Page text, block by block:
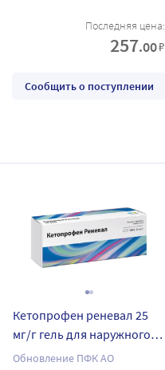
Последняя цена:
257.00₽
Сообщить о поступлении
Кетопрофен реневал 25
мг/г гель для наружного
применения 100 гр
Обновление ПФК АО